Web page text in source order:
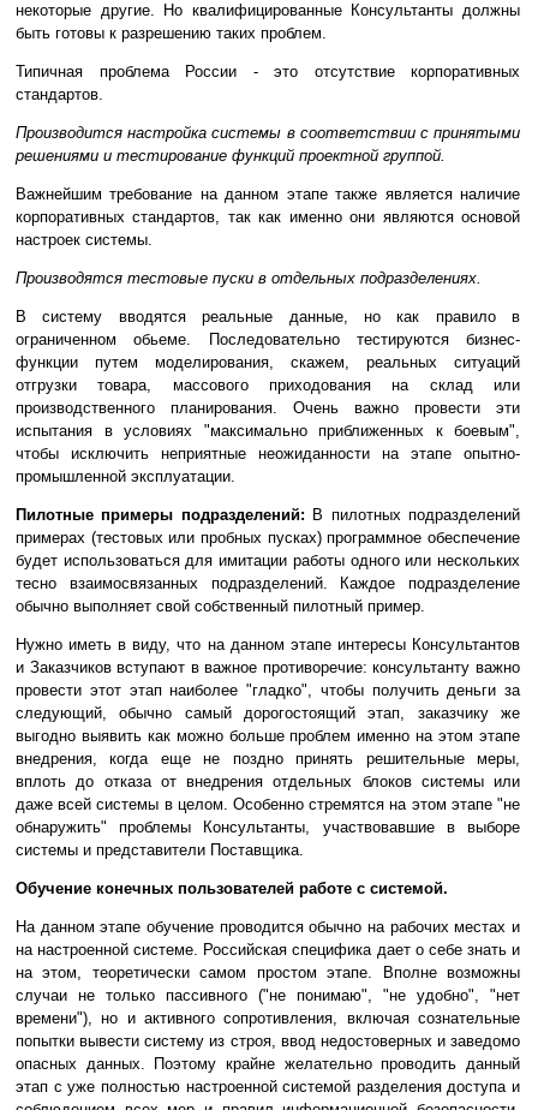
некоторые другие. Но квалифицированные Консультанты должны
быть готовы к разрешению таких проблем.
Типичная проблема России - это отсутствие корпоративных
стандартов.
Производится настройка системы в соответствии с принятыми
решениями и тестирование функций проектной группой.
Важнейшим требование на данном этапе также является наличие
корпоративных стандартов, так как именно они являются основой
настроек системы.
Производятся тестовые пуски в отдельных подразделениях.
В систему вводятся реальные данные, но как правило в
ограниченном обьеме. Последовательно тестируются бизнес-
функции путем моделирования, скажем, реальных ситуаций
отгрузки товара, массового приходования на склад или
производственного планирования. Очень важно провести эти
испытания в условиях "максимально приближенных к боевым",
чтобы исключить неприятные неожиданности на этапе опытно-
промышленной эксплуатации.
Пилотные примеры подразделений: В пилотных подразделений
примерах (тестовых или пробных пусках) программное обеспечение
будет использоваться для имитации работы одного или нескольких
тесно взаимосвязанных подразделений. Каждое подразделение
обычно выполняет свой собственный пилотный пример.
Нужно иметь в виду, что на данном этапе интересы Консультантов
и Заказчиков вступают в важное противоречие: консультанту важно
провести этот этап наиболее "гладко", чтобы получить деньги за
следующий, обычно самый дорогостоящий этап, заказчику же
выгодно выявить как можно больше проблем именно на этом этапе
внедрения, когда еще не поздно принять решительные меры,
вплоть до отказа от внедрения отдельных блоков системы или
даже всей системы в целом. Особенно стремятся на этом этапе "не
обнаружить" проблемы Консультанты, участвовавшие в выборе
системы и представители Поставщика.
Обучение конечных пользователей работе с системой.
На данном этапе обучение проводится обычно на рабочих местах и
на настроенной системе. Российская специфика дает о себе знать и
на этом, теоретически самом простом этапе. Вполне возможны
случаи не только пассивного ("не понимаю", "не удобно", "нет
времени"), но и активного сопротивления, включая сознательные
попытки вывести систему из строя, ввод недостоверных и заведомо
опасных данных. Поэтому крайне желательно проводить данный
этап с уже полностью настроенной системой разделения доступа и